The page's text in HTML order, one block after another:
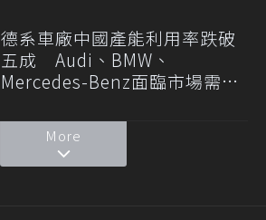
德系車廠中國產能利用率跌破
五成 Audi、BMW、
Mercedes-Benz面臨市場需求
More